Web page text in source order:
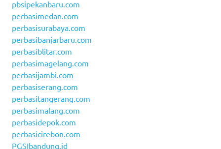
pbsipekanbaru.com
perbasimedan.com
perbasisurabaya.com
perbasibanjarbaru.com
perbasiblitar.com
perbasimagelang.com
perbasijambi.com
perbasiserang.com
perbasitangerang.com
perbasimalang.com
perbasidepok.com
perbasicirebon.com
PGSIbandung.id